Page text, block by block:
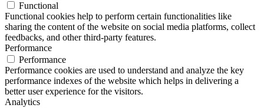
Functional
Functional cookies help to perform certain functionalities like
sharing the content of the website on social media platforms, collect
feedbacks, and other third-party features.
Performance
Performance
Performance cookies are used to understand and analyze the key
performance indexes of the website which helps in delivering a
better user experience for the visitors.
Analytics